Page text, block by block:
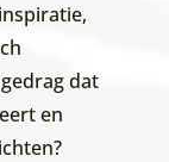
dat
en